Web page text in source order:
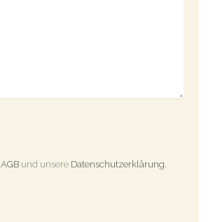
AGBund unsere Datenschutzerklärung.